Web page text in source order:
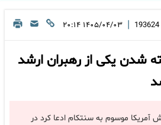
193624
| ۱۴۰۵/۰۴/۰۳ ۲۰:۱۴
شدن یکی از رهبران ارشد
آمریکا موسوم به سنتکام ادعا کرد در